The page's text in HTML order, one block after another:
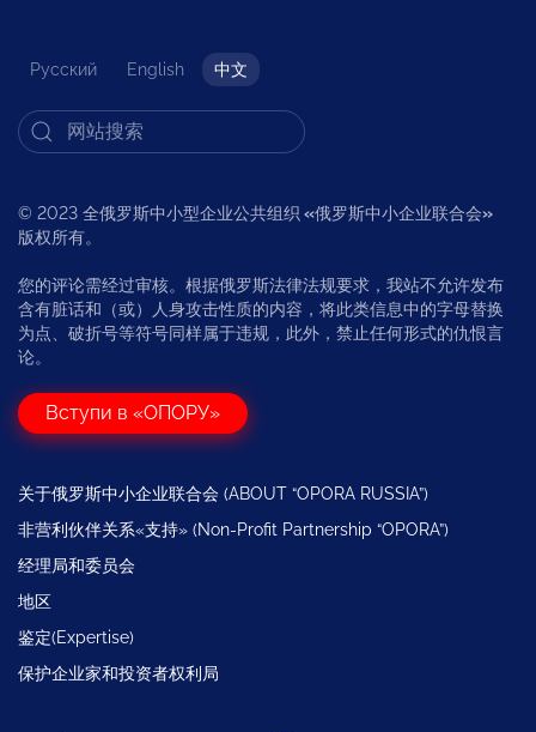
Русский English 中文
© 2023 全俄罗斯中小型企业公共组织 «俄罗斯中小企业联合会»
版权所有。
您的评论需经过审核。根据俄罗斯法律法规要求，我站不允许发布
含有脏话和（或）人身攻击性质的内容，将此类信息中的字母替换
为点、破折号等符号同样属于违规，此外，禁止任何形式的仇恨言
论。
Вступи в «ОПОРУ»
关于俄罗斯中小企业联合会 (ABOUT “OPORA RUSSIA”)
非营利伙伴关系«支持» (Non-Profit Partnership “OPORA”)
经理局和委员会
地区
鉴定(Expertise)
保护企业家和投资者权利局